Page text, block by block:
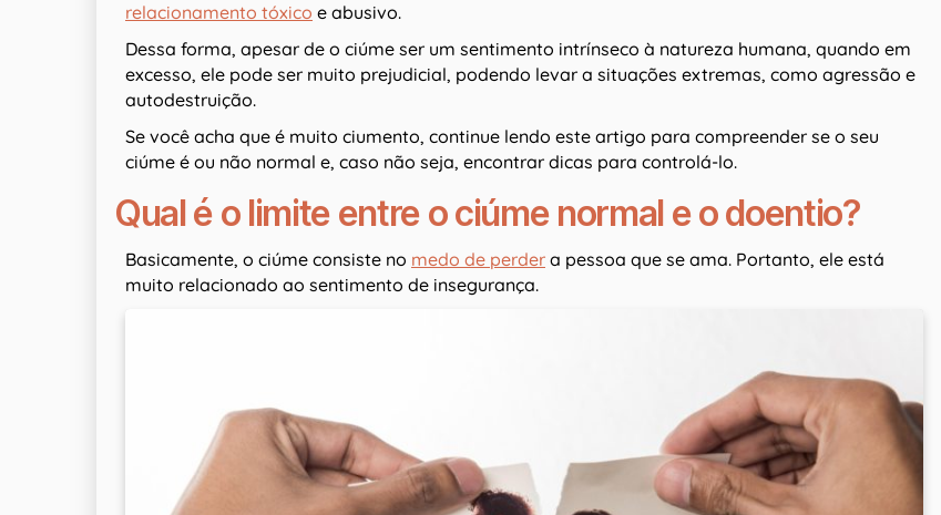
relacionamento tóxico e abusivo.
Dessa forma, apesar de o ciúme ser um sentimento intrínseco à natureza humana, quando em
excesso, ele pode ser muito prejudicial, podendo levar a situações extremas, como agressão e
autodestruição.
Se você acha que é muito ciumento, continue lendo este artigo para compreender se o seu
ciúme é ou não normal e, caso não seja, encontrar dicas para controlá-lo.
Qual é o limite entre o ciúme normal e o doentio?
Basicamente, o ciúme consiste no medo de perder a pessoa que se ama. Portanto, ele está
muito relacionado ao sentimento de insegurança.